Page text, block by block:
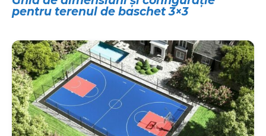
pentru terenul de baschet 3×3